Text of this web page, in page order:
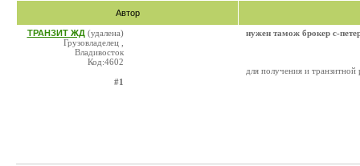
Автор
ТРАНЗИТ ЖД (удалена)
Грузовладелец ,
Владивосток
Код:4602
#1
нужен тамож брокер с-
для получения и